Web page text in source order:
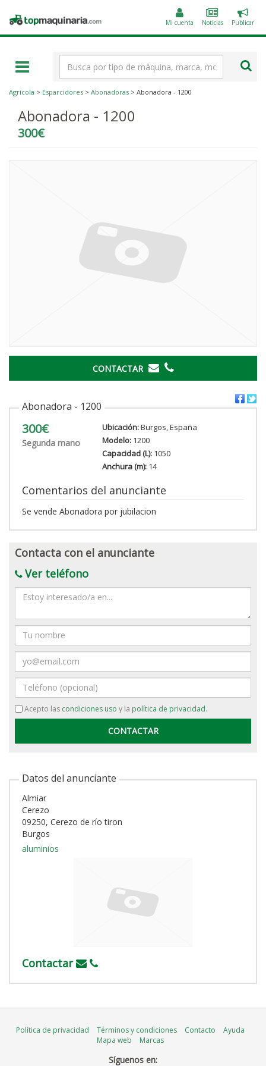
Topmaquinaria.com Mi cuenta Noticias
un
Publicar
Agrícola > Esparcidores > Abonadoras > Abonadora - 1200
Abonadora - 1200
300€
CONTACTAR
Abonadora - 1200
300€
Segunda mano
Ubicación:Burgos, España
Modelo:1200
Capacidad (L):1050
Anchura (m):14
Comentarios del anunciante
Se vende Abonadora por jubilacion
Contacta con el anunciante
Ver teléfono
Mensaje
Nombre
Email
Teléfono
Acepto las condiciones uso y la política de privacidad.
Datos del anunciante
Almiar
Cerezo
09250, Cerezo de río tiron
Burgos
aluminios
Contactar
Política de privacidad Términos y condiciones Contacto
Ayuda
Mapa web
Marcas
Síguenos en: